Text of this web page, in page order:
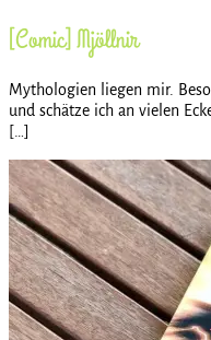
[Comic] Mjöllnir
Mythologien liegen mir.
und schätze ich an vielen
[…]